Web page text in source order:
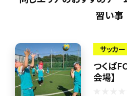
習い事
サッカー
つくば
会場】